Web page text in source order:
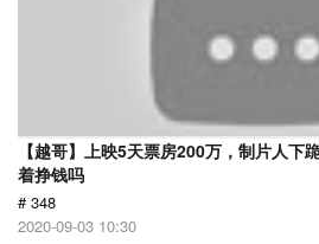
【越哥】上映5天票房200万，制片人下
着挣钱吗
# 348
2020-09-03 10:30